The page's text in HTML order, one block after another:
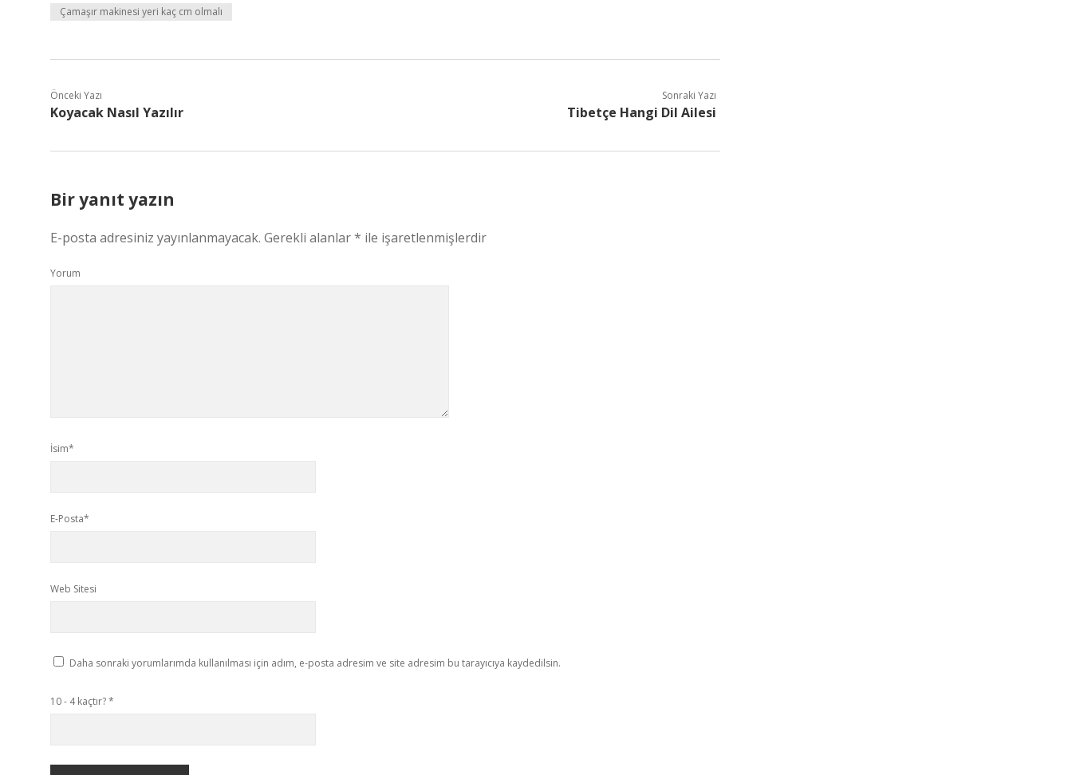
Çamaşır makinesi yeri kaç cm olmalı
Önceki Yazı
Koyacak Nasıl Yazılır
Sonraki Yazı
Tibetçe Hangi Dil Ailesi
Bir yanıt yazın
E-posta adresiniz yayınlanmayacak. Gerekli alanlar* ile işaretlenmişlerdir
Yorum
İsim*
E-Posta*
Web Sitesi
Daha sonraki yorumlarımda kullanılması için adım, e-posta adresim ve site adresim bu tarayıcıya kaydedilsin.
10 - 4 kaçtır?*